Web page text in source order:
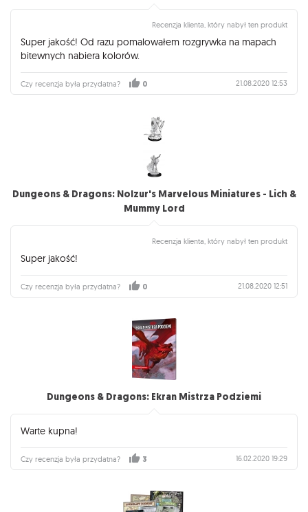
Recenzja klienta, który nabył ten produkt
Super jakość! Od razu pomalowałem rozgrywka na mapach
bitewnych nabiera kolorów.
Czy recenzja była przydatna? 0 21.08.2020 12:53
Dungeons & Dragons: Nolzur's Marvelous Miniatures - Lich &
Mummy Lord
Recenzja klienta, który nabył ten produkt
Super jakość!
Czy recenzja była przydatna? 0 21.08.2020 12:51
Dungeons & Dragons: Ekran Mistrza Podziemi
Warte kupna!
Czy recenzja była przydatna? 3 16.02.2020 19:29